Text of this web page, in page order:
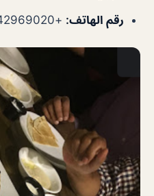
رقم الهاتف:
+97142969020